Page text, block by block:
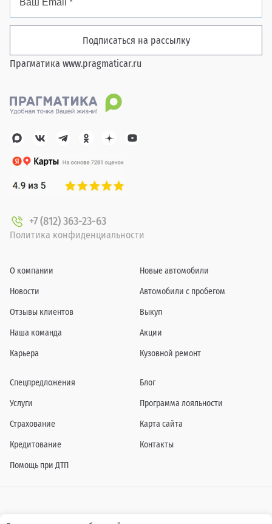
Подписаться на рассылку
Прагматика www.pragmaticar.ru
+7 (812) 363-23-63
Политика конфиденциальности
О компании
Новости
Отзывы клиентов
Наша команда
Карьера
Новые автомобили
Автомобили с пробегом
Выкуп
Акции
Кузовной ремонт
Спецпредложения
Услуги
Страхование
Кредитование
Помощь при ДТП
Блог
Программа лояльности
Карта сайта
Контакты